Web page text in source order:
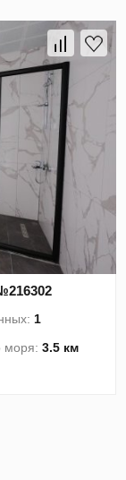
1
моря:3.5 км